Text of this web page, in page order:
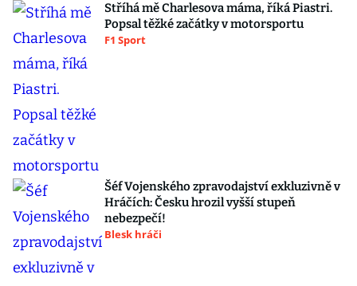
Stříhá mě Charlesova máma, říká Piastri.
Popsal těžké začátky v motorsportu
F1 Sport
Šéf Vojenského zpravodajství exkluzivně v
Hráčích: Česku hrozil vyšší stupeň
nebezpečí!
Blesk hráči